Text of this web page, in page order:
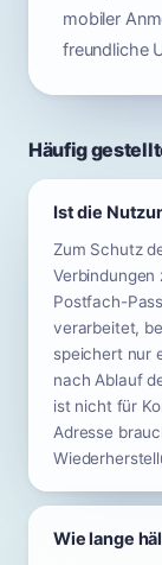
mobiler
freundliche
Häufig
Ist die
Zum Schutz
Verbindungen
Postfach-
verarbeitet,
speichert nur
nach Ablauf
ist nicht für
Adresse
Wie lange